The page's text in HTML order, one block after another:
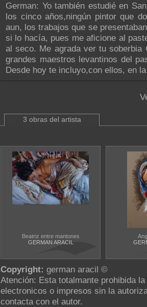
German: Yo también estudié en
los cinco años,ningún pintor que
aun, los trabajos que se
si lo hacía, pues me aficione al
al seco. Me agrada ver tu soberbia
grandes maestros levantinos del
Desde hoy te incluyo,con ellos, en
3 obras del artista
Beatriz entre mantones
GERMAN ARACIL
Copyright: german aracil ©
Atención: Esta totalmante prohibida
electronicos o impresos sin la
contacta con el autor.